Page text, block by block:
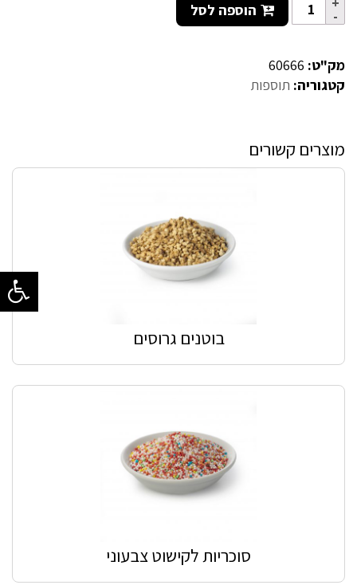
הוספה לסל
מק"ט: 60666
קטגוריה: תוספות
מוצרים קשורים
בוטנים גרוסים
סוכריות לקישוט צבעוני